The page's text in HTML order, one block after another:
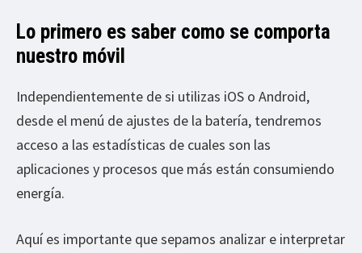
Lo primero es saber como se comporta
nuestro móvil
Independientemente de si utilizas iOS o Android,
desde el menú de ajustes de la batería, tendremos
acceso a las estadísticas de cuales son las
aplicaciones y procesos que más están consumiendo
energía.
Aquí es importante que sepamos analizar e interpretar